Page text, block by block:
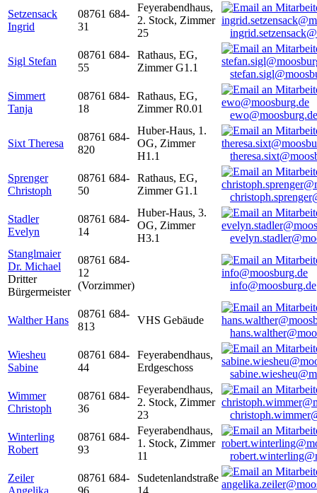
Setzensack
Ingrid
08761 684-
31
Feyerabendhaus,
2. Stock, Zimmer
25
Sigl Stefan
08761 684-
55
Rathaus, EG,
Zimmer G1.1
Simmert
Tanja
08761 684-
18
Rathaus, EG,
Zimmer R0.01
ewo@moosburg.de
Sixt Theresa
08761 684-
820
Huber-Haus, 1.
OG, Zimmer
H1.1
Sprenger
Christoph
08761 684-
50
Rathaus, EG,
Zimmer G1.1
Stadler
Evelyn
08761 684-
14
Huber-Haus, 3.
OG, Zimmer
H3.1
Stanglmaier
Dr. Michael
Dritter
Bürgermeister
08761 684-
12
(Vorzimmer)
info@moosburg.de
Walther Hans
08761 684-
813
VHS Gebäude
Wiesheu
Sabine
08761 684-
44
Feyerabendhaus,
Erdgeschoss
Wimmer
Christoph
08761 684-
36
Feyerabendhaus,
2. Stock, Zimmer
23
Winterling
Robert
08761 684-
93
Feyerabendhaus,
1. Stock, Zimmer
11
Zeiler
Angelika
08761 684-
96
Sudetenlandstraße
14